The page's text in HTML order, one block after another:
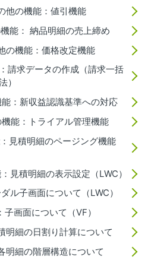
他の機能：値引機能
能： 納品明細の売上締め
の機能：価格改定機能
請求データの作成（請求一括
）
：新収益認識基準への対応
能：トライアル管理機能
見積明細のページング機能
見積明細の表示設定（LWC）
ル子画面について（LWC）
子画面について（VF）
明細の日割り計算について
明細の階層構造について